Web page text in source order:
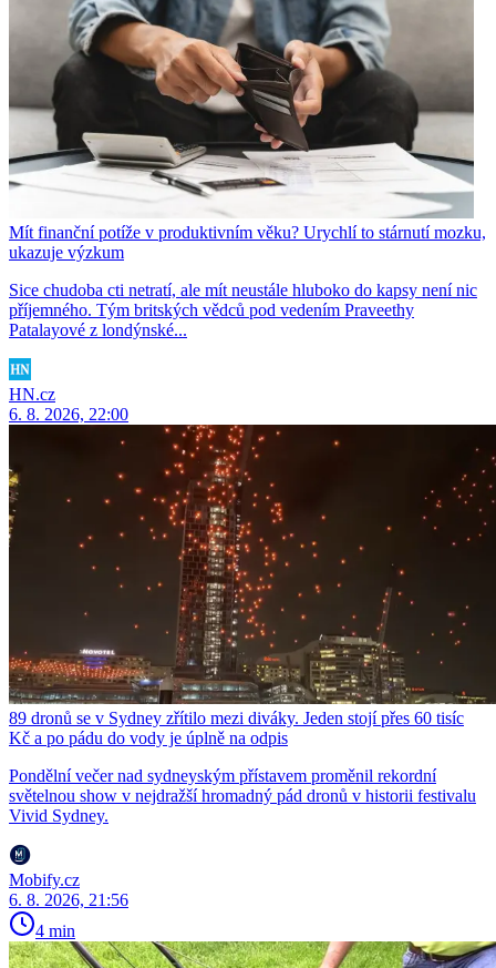
Mít finanční potíže v produktivním věku? Urychlí to stárnutí mozku,
ukazuje výzkum
Sice chudoba cti netratí, ale mít neustále hluboko do kapsy není nic
příjemného. Tým britských vědců pod vedením Praveethy
Patalayové z londýnské...
HN.cz
6. 8. 2026, 22:00
89 dronů se v Sydney zřítilo mezi diváky. Jeden stojí přes 60 tisíc
Kč a po pádu do vody je úplně na odpis
Pondělní večer nad sydneyským přístavem proměnil rekordní
světelnou show v nejdražší hromadný pád dronů v historii festivalu
Vivid Sydney.
Mobify.cz
6. 8. 2026, 21:56
4 min